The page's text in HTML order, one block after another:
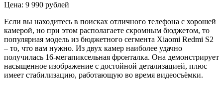
Цена: 9 990 рублей
Если вы находитесь в поисках отличного телефона с хорошей
камерой, но при этом располагаете скромным бюджетом, то
популярная модель из бюджетного сегмента Xiaomi Redmi S2
– то, что вам нужно. Из двух камер наиболее удачно
получилась 16-мегапиксельная фронталка. Она демонстрирует
насыщенное изображение с достойной детализацией, плюс
имеет стабилизацию, работающую во время видеосъёмки.